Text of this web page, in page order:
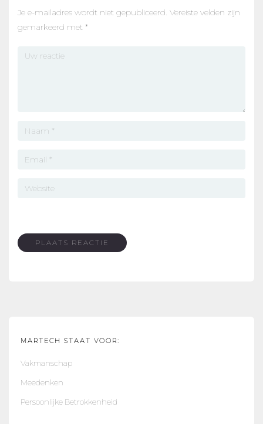
Je e-mailadres wordt niet gepubliceerd. Vereiste velden zijn
gemarkeerd met *
MARTECH STAAT VOOR:
Vakmanschap
Meedenken
Persoonlijke Betrokkenheid